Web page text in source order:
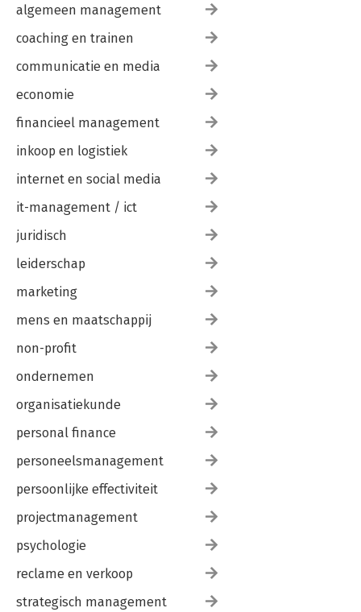
algemeen management
coaching en trainen
communicatie en media
economie
financieel management
inkoop en logistiek
internet en social media
it-management / ict
juridisch
leiderschap
marketing
mens en maatschappij
non-profit
ondernemen
organisatiekunde
personal finance
personeelsmanagement
persoonlijke effectiviteit
projectmanagement
psychologie
reclame en verkoop
strategisch management